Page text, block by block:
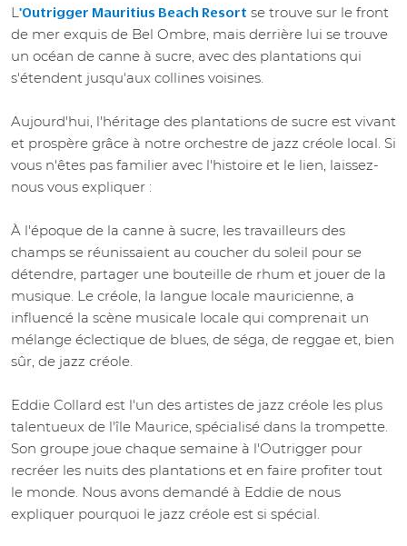
L'Outrigger Mauritius Beach Resort se trouve sur le front
de mer exquis de Bel Ombre, mais derrière lui se trouve
un océan de canne à sucre, avec des plantations qui
s'étendent jusqu'aux collines voisines.
Aujourd'hui, l'héritage des plantations de sucre est vivant
et prospère grâce à notre orchestre de jazz créole local. Si
vous n'êtes pas familier avec l'histoire et le lien, laissez-
nous vous expliquer :
À l'époque de la canne à sucre, les travailleurs des
champs se réunissaient au coucher du soleil pour se
détendre, partager une bouteille de rhum et jouer de la
musique. Le créole, la langue locale mauricienne, a
influencé la scène musicale locale qui comprenait un
mélange éclectique de blues, de séga, de reggae et, bien
sûr, de jazz créole.
Eddie Collard est l'un des artistes de jazz créole les plus
talentueux de l'île Maurice, spécialisé dans la trompette.
Son groupe joue chaque semaine à l'Outrigger pour
recréer les nuits des plantations et en faire profiter tout
le monde. Nous avons demandé à Eddie de nous
expliquer pourquoi le jazz créole est si spécial.